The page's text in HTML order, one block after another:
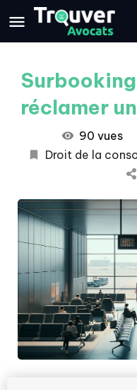
réclamer
90 vues
Droit de la